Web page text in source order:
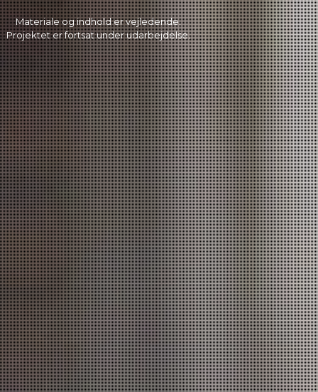
Materiale og indhold er vejledende.
Projektet er fortsat under udarbejdelse.